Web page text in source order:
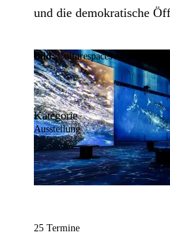
und die demokratische
Bild:Culturespaces / Falko
Kategorie
Ausstellung
25 Termine